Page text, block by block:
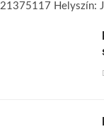
21375117 Helyszín: